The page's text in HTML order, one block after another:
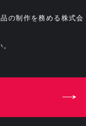
の制作を務める株式会